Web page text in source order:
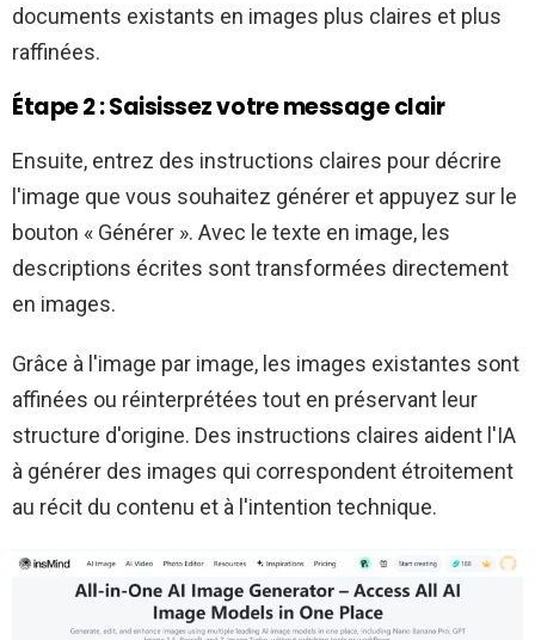
documents existants en images plus claires et plus
raffinées.
Étape 2 : Saisissez votre message clair
Ensuite, entrez des instructions claires pour décrire
l'image que vous souhaitez générer et appuyez sur le
bouton « Générer ». Avec le texte en image, les
descriptions écrites sont transformées directement
en images.
Grâce à l'image par image, les images existantes sont
affinées ou réinterprétées tout en préservant leur
structure d'origine. Des instructions claires aident l'IA
à générer des images qui correspondent étroitement
au récit du contenu et à l'intention technique.